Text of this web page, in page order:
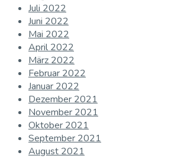
Juli 2022
Juni 2022
Mai 2022
April 2022
März 2022
Februar 2022
Januar 2022
Dezember 2021
November 2021
Oktober 2021
September 2021
August 2021